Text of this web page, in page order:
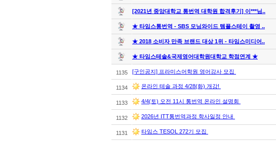
[2021년 중앙대학교 통번역 대학원 합격후기] 이***님..
★ 타임스통번역 - SBS 모닝와이드 템플스테이 촬영 ..
★ 2018 소비자 만족 브랜드 대상 1위 - 타임스미디어..
★ 타임스테솔&국제영어대학원대학교 학점연계 ★
1135 [구인공지] 프라미스어학원 영어강사 모집
1134 온라인 테솔 과정 4/28(화) 개강!
1133 4/4(토) 오전 11시 통번역 온라인 설명회
1132 2026년 ITT통번역과정 학사일정 안내
1131 타임스 TESOL 272기 모집